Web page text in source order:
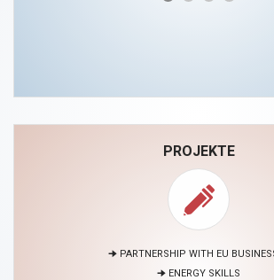
PROJEKTE
🠊 PARTNERSHIP WITH EU
🠊 ENERGY SKILLS